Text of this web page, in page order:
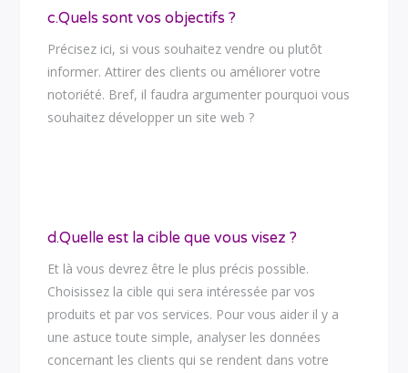
c.Quels sont vos objectifs ?
Précisez ici, si vous souhaitez vendre ou plutôt
informer. Attirer des clients ou améliorer votre
notoriété. Bref, il faudra argumenter pourquoi vous
souhaitez développer un site web ?
d.Quelle est la cible que vous visez ?
Et là vous devrez être le plus précis possible.
Choisissez la cible qui sera intéressée par vos
produits et par vos services. Pour vous aider il y a
une astuce toute simple, analyser les données
concernant les clients qui se rendent dans votre